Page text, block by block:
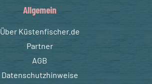
Allgemein
Über Küstenfischer.de
Partner
AGB
Datenschutzhinweise